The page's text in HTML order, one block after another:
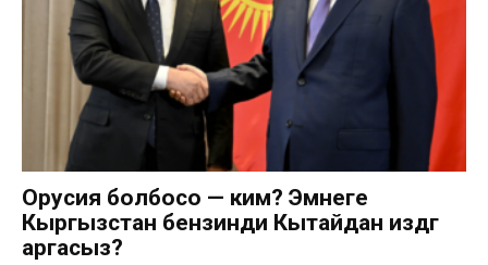
Орусия болбосо — ким? Эмнеге
Кыргызстан бензинди Кытайдан издөөгө
аргасыз?